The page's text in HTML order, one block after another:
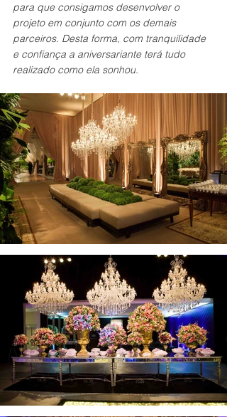
para que consigamos desenvolver o
projeto em conjunto com os demais
parceiros. Desta forma, com tranquilidade
e confiança a aniversariante terá tudo
realizado como ela sonhou.